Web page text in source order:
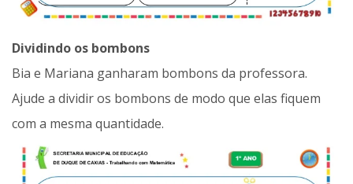
Dividindo os bombons
Bia e Mariana ganharam bombons da professora.
Ajude a dividir os bombons de modo que elas fiquem
com a mesma quantidade.